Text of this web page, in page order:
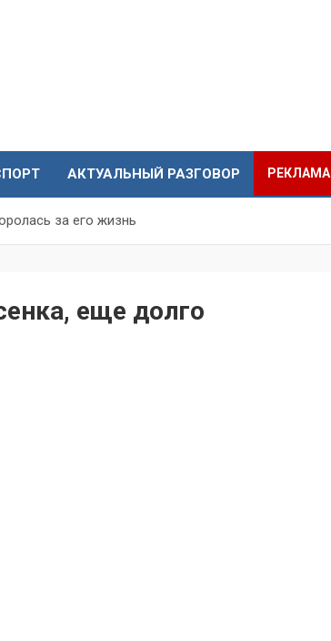
АКТУАЛЬНЫЙ РАЗГОВОР РЕКЛАМА
за его жизнь
еще долго